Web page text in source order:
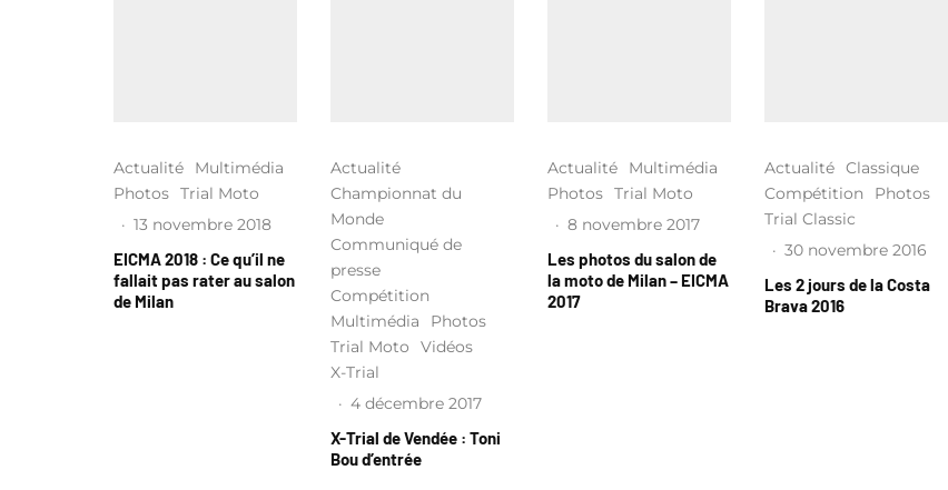
Actualité
Multimédia
Photos Trial Moto
· 13 novembre 2018
EICMA 2018 : Ce qu’il ne
fallait pas rater au salon
de Milan
Actualité
Championnat du
Monde
Communiqué de
presse
Compétition
Multimédia
Photos
Trial Moto
Vidéos
X-Trial
· 4 décembre 2017
X-Trial de Vendée : Toni
Bou d’entrée
Actualité
Multimédia
Photos Trial Moto
· 8 novembre 2017
Les photos du salon de
la moto de Milan – EICMA
2017
Actualité Classique
Compétition
Photos
Trial Classic
· 30 novembre 2016
Les 2 jours de la Costa
Brava 2016